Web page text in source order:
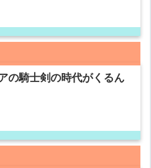
の騎士剣の時代がくるん